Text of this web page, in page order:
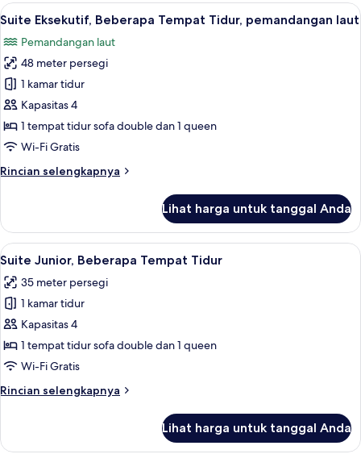
Lihat
semua
foto
untuk
Suite
Eksekutif,
Beberapa
Tempat
pemandangan
Suite Eksekutif, Beberapa Tempat
11
Suite Eksekutif, Beberapa Tempat Tidur, pemandangan laut
Pemandangan laut
48 meter persegi
1 kamar tidur
Kapasitas 4
1 tempat tidur sofa double dan 1 queen
Wi-Fi Gratis
Rincian selengkapnya
Rincian
Suite
Eksekutif,
Beberapa
Tidur,
pemandangan
Lihat harga untuk tanggal Anda
Lihat
semua
foto
untuk
Suite
Junior,
Beberapa
Tidur
Suite Junior, Beberapa Tempat
12
Suite Junior, Beberapa Tempat Tidur
35 meter persegi
1 kamar tidur
Kapasitas 4
1 tempat tidur sofa double dan 1 queen
Wi-Fi Gratis
Rincian selengkapnya
Rincian
Suite
Lihat harga untuk tanggal Anda